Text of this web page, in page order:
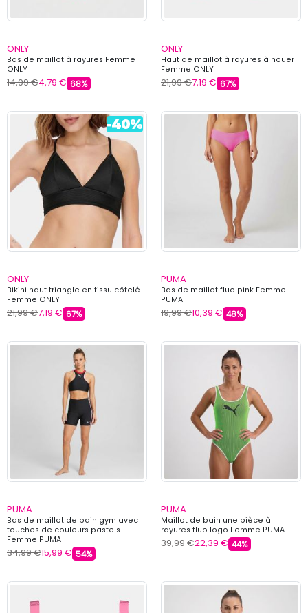
ONLY
Bas de maillot à rayures Femme
ONLY
14,99 €4,79 € 68%
ONLY
Haut de maillot à rayures à nouer
Femme ONLY
21,99 €7,19 € 67%
ONLY
Bikini haut triangle en tissu côtelé
Femme ONLY
21,99 €7,19 € 67%
PUMA
Bas de maillot fluo pink Femme
PUMA
19,99 €10,39 € 48%
PUMA
Bas de maillot de bain gym avec
touches de couleurs pastels
Femme PUMA
34,99 €15,99 € 54%
PUMA
Maillot de bain une pièce à
rayures fluo logo Femme PUMA
39,99 €22,39 € 44%